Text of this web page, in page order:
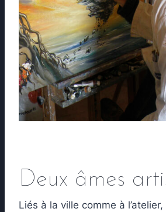
Deux âmes
Liés à la ville comme à